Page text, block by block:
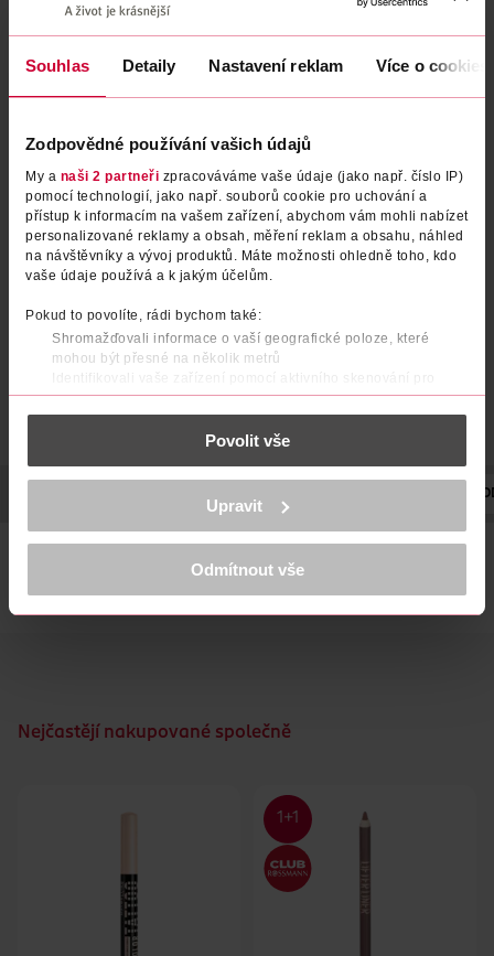
Souhlas Detaily Nastavení reklam Více o cookies
Zodpovědné používání vašich údajů
My a naši 2 partneři zpracováváme vaše údaje (jako např. číslo IP)
pomocí technologií, jako např. souborů cookie pro uchování a
přístup k informacím na vašem zařízení, abychom vám mohli nabízet
personalizované reklamy a obsah, měření reklam a obsahu, náhled
na návštěvníky a vývoj produktů. Máte možnosti ohledně toho, kdo
vaše údaje používá a k jakým účelům.
Pokud to povolíte, rádi bychom také:
Shromažďovali informace o vaší geografické poloze, které
mohou být přesné na několik metrů
Identifikovali vaše zařízení pomocí aktivního skenování pro
konkrétní charakteristiky (otisk prstu)
Zjistěte více o tom, jak zpracováváme vaše osobní údaje, a nastavte
části s podrobnostmi . Svůj souhlas můžete kdykoliv
K provozu stránek, personalizaci obsahu a reklam, funkcí sociálních
médií, analýze návštěvnosti, které mohou nést osobní údaje.
Více najdete vprohlášení o ochraně osobních údajů.
Děkujeme za pochopení. >více o cookies<
Povolit vše
Upravit
Odmítnout vše
Tužka na oči Tattoo Liner 910
Bold Brown
Maybelline 1 ks
DO KOŠÍKU
Obj. č.: 901734
Tužka na oči gelová Tattoo
Liner Smokey Grey
Maybelline 1.3 g
VÝROBCE/
S pomocí gelové tužky na oči Maybelline Tattoo Liner
jediným tahem vytvoříte precizní a intenzivní oční linky,
Nejčastějí nakupované společně